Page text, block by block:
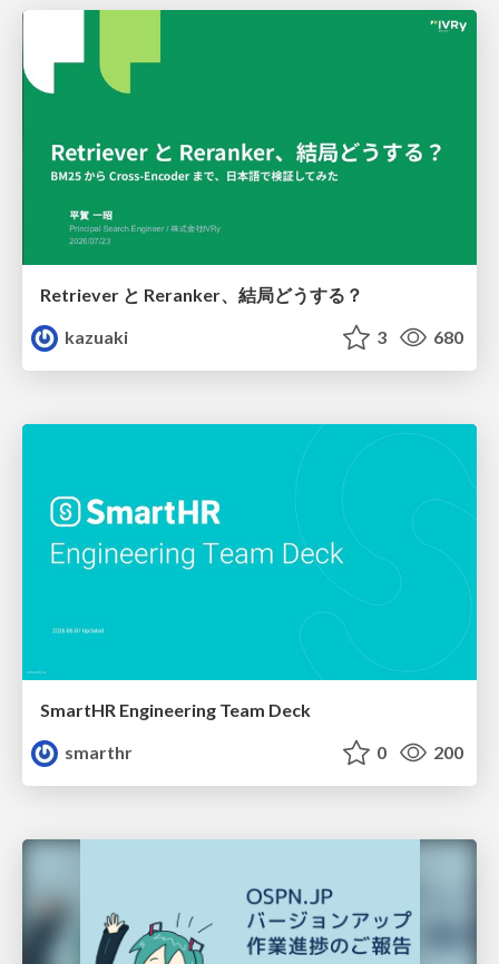
Retriever と Reranker、結局どうする？
kazuaki
3 680
SmartHR Engineering Team Deck
smarthr
0 200